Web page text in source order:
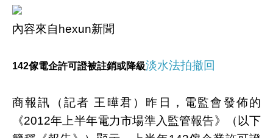
內容來自hexun新聞
142傢電企許可證被註銷或降級淡水法拍撤回
商報訊（記者 王曄君）昨日，電監會發佈的
《2012年上半年電力市場準入監管報告》（以下